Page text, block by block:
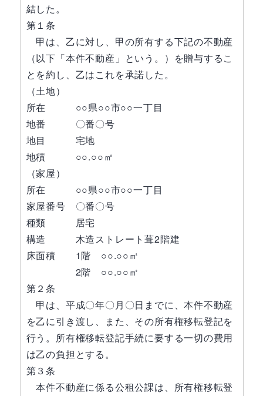
結した。
第１条
甲は、乙に対し、甲の所有する下記の不動産
（以下「本件不動産」という。）を贈与するこ
とを約し、乙はこれを承諾した。
（土地）
所在 ○○県○○市○○一丁目
地番 〇番〇号
地目 宅地
地積 ○○.○○㎡
（家屋）
所在 ○○県○○市○○一丁目
家屋番号 〇番〇号
種類 居宅
構造 木造ストレート葺2階建
床面積 1階 ○○.○○㎡
2階 ○○.○○㎡
第２条
甲は、平成〇年〇月〇日までに、本件不動産
を乙に引き渡し、また、その所有権移転登記を
行う。所有権移転登記手続に要する一切の費用
は乙の負担とする。
第３条
本件不動産に係る公租公課は、所有権移転登